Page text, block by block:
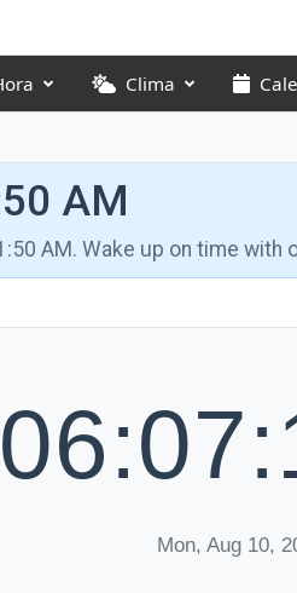
Clima
AM
AM. Wake up on time
Mon, Aug 10,